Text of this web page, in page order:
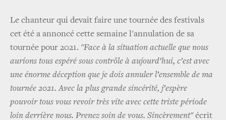
Le chanteur qui devait faire une tournée des festivals
cet été a annoncé cette semaine l'annulation de sa
tournée pour 2021. "Face à la situation actuelle que nous
aurions tous espéré sous contrôle à aujourd’hui, c’est avec
une énorme déception que je dois annuler l’ensemble de ma
tournée 2021. Avec la plus grande sincérité, j’espère
pouvoir tous vous revoir très vite avec cette triste période
loin derrière nous. Prenez soin de vous. Sincèrement"écrit